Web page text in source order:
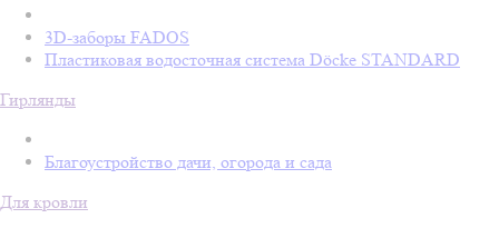
3D-заборы FADOS
Пластиковая водосточная система Döcke STANDARD
Гирлянды
Благоустройство дачи, огорода и сада
Для кровли